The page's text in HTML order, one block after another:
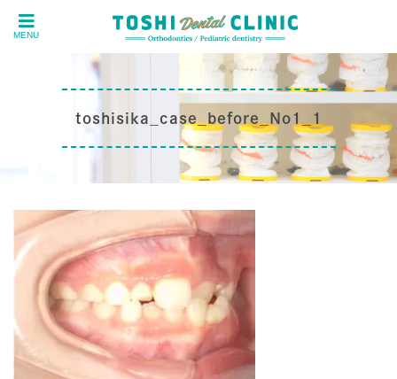
MENU
toshisika_case_before_No1_1